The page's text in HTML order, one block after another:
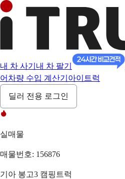
내 차 사기 내 차 팔기
어 차량 수입 계산기 아이트럭
딜러 전용 로그인
실매물
매물번호: 156876
기아 봉고3 캠핑트럭